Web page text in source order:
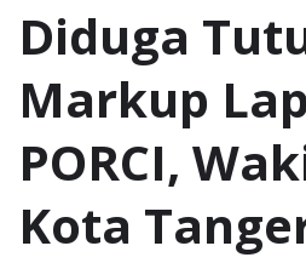
Diduga
Markup
PORCI,
Kota